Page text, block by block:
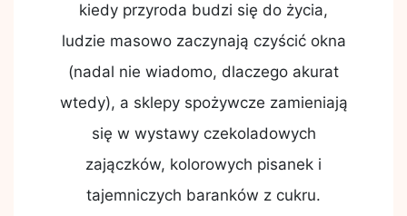
kiedy przyroda budzi się do życia,
ludzie masowo zaczynają czyścić okna
(nadal nie wiadomo, dlaczego akurat
wtedy), a sklepy spożywcze zamieniają
się w wystawy czekoladowych
zajączków, kolorowych pisanek i
tajemniczych baranków z cukru.